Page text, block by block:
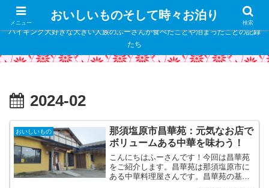
" />
バイキング大好きな大きい人族のふーさんが食べたことや泊まったことの記録
たち
2024-02
おいしいもの
那須塩原市昌華苑：元気なお店で
ボリュームある中華を味わう！
こんにちはふーさんです！今回は昌華苑
をご紹介します。昌華苑は那須塩原市に
ある中華料理屋さんです。昌華苑の基本
メニュー
おいしいものそして時々お泊り
検索